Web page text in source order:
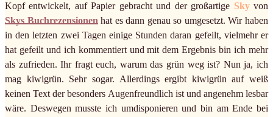
Kopf entwickelt, auf Papier gebracht und der großartige Skyvon
Skys Buchrezensionen hat es dann genau so umgesetzt. Wir haben
in den letzten zwei Tagen einige Stunden daran gefeilt, vielmehr er
hat gefeilt und ich kommentiert und mit dem Ergebnis bin ich mehr
als zufrieden. Ihr fragt euch, warum das grün weg ist? Nun ja, ich
mag kiwigrün. Sehr sogar. Allerdings ergibt kiwigrün auf weiß
keinen Text der besonders Augenfreundlich ist und angenehm lesbar
wäre. Deswegen musste ich umdisponieren und bin am Ende bei